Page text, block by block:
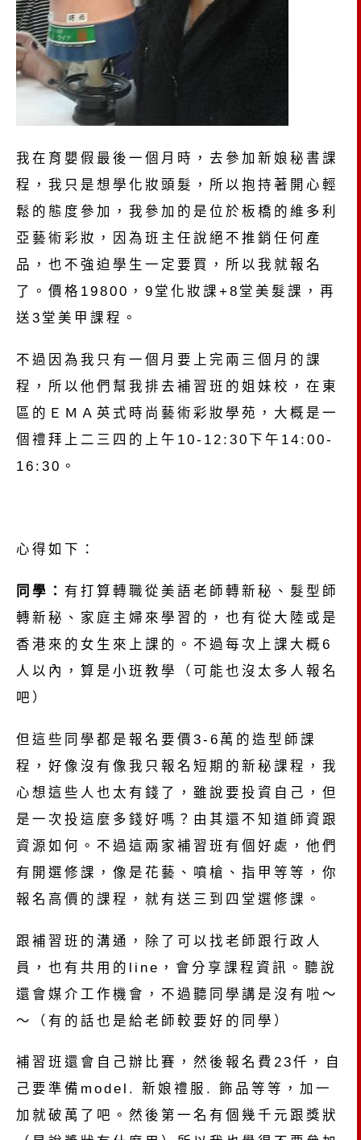
我在育嬰假最後一個月時，去參加新娘秘書課
程，我只是想學化妝頭髮，所以抱持著開心輕
鬆的態度參加，我參加的是位於板橋的維多利
亞藝術彩妝，因為班主任說絕不推銷任何產
品，也不強迫學生一定要買，所以我就報名
了。價格19800，9堂化妝課+8堂美髮課，再
送3堂美甲課程。
不過因為我只有一個月要上完兩三個月的課
程，所以他們幫我排去補習班的姐妹校，在東
區的ＥＭＡ英式時尚藝術彩妝學苑，大概是一
個禮拜上二三四的上午10-12:30下午14:00-
16:30。
心得如下：
同學： 有打算轉職從美語老師轉新秘、髮型師
轉新秘、家庭主婦來學習的，也有從大陸或是
香港來的女生來上課的。不過每次上課大概6
人以內，算是小班教學（可能也沒太多人報名
吧）
但這些同學都是報名要價3-6萬的造型師課
程，好像沒有像我只報名短期的新秘課程，我
心想這些人也太有錢了，雖說要投資自己，但
是一次投這麼多錢好嗎？由其還不知道師資跟
資源如何。不過這兩家補習班有個好處，他們
有開選修課，像是花藝、噴槍、指甲等等，你
報名高價的課程，就有送三到四堂選修課。
跟補習班的溝通，除了可以找老師跟行政人
員，也有共用的line，會分享課程資訊。聽說
還會媒介工作機會，不過聽同學講是沒有啦～
～（有的話也是給老師較要好的同學）
補習班還會自己辦比賽，然後報名費23仟，自
己要準備model. 新娘禮服. 飾品等等，加一
加就破萬了吧。然後第一名有個幾千元跟獎狀